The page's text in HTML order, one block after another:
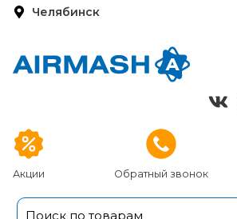
Челябинск
Акции Обратный звонок